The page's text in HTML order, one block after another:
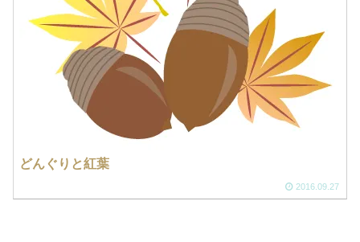
どんぐりと紅葉
2016.09.27